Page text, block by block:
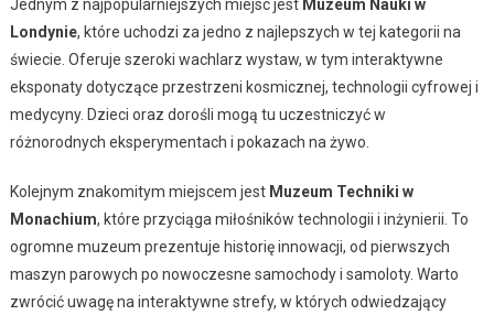
Jednym z najpopularniejszych miejsc jest Muzeum Nauki w
Londynie, które uchodzi za jedno z najlepszych w tej kategorii na
świecie. Oferuje szeroki wachlarz wystaw, w tym interaktywne
eksponaty dotyczące przestrzeni kosmicznej, technologii cyfrowej i
medycyny. Dzieci oraz dorośli mogą tu uczestniczyć w
różnorodnych eksperymentach i pokazach na żywo.
Kolejnym znakomitym miejscem jest Muzeum Techniki w
Monachium, które przyciąga miłośników technologii i inżynierii. To
ogromne muzeum prezentuje historię innowacji, od pierwszych
maszyn parowych po nowoczesne samochody i samoloty. Warto
zwrócić uwagę na interaktywne strefy, w których odwiedzający